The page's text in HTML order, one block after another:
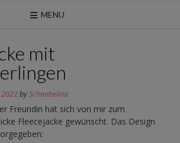
MENU
mit
bySchnabelina
Freundin hat sich von mir zum
Fleecejacke gewünscht. Das Design